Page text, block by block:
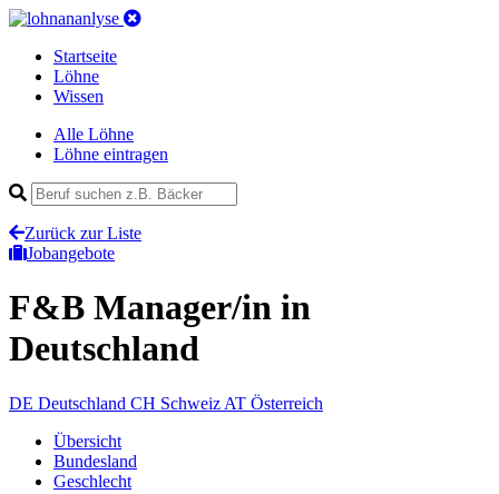
Startseite
Löhne
Wissen
Alle Löhne
Löhne eintragen
Zurück zur Liste
Jobangebote
F&B Manager/in in
Deutschland
DE Deutschland CH Schweiz AT Österreich
Übersicht
Bundesland
Geschlecht